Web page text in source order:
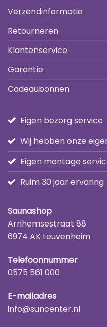
Verzendinformatie
Retourneren
Klantenservice
Garantie
Cadeaubonnen
Eigen bezorg service
Wij hebben onze
Eigen montage
Ruim 30 jaar ervaring
Saunashop
Arnhemsestraat 88
6974 AK Leuvenheim
Telefoonnummer
0575 561 000
E-mailadres
info@suncenter.nl